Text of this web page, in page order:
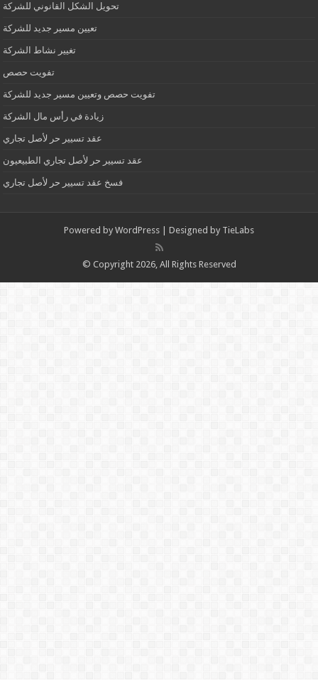
تحويل الشكل القانوني للشركة
تعيين مسير جديد للشركة
تغيير نشاط الشركة
تفويت حصص
تفويت حصص وتعيين مسير جديد للشركة
زيادة في رأس مال الشركة
عقد تسيير حر لأصل تجاري
عقد تسيير حر لأصل تجاري الطبيعيون
فسخ عقد تسيير حر لأصل تجاري
Powered by WordPress | Designed by TieLabs
© Copyright 2026, All Rights Reserved